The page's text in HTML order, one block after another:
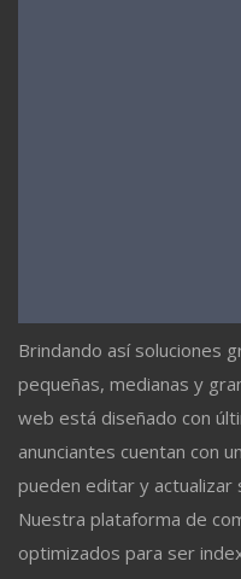
Brindando así soluciones
pequeñas, medianas y
web está diseñado con
anunciantes cuentan con
pueden editar y actualizar
Nuestra plataforma de
optimizados para ser